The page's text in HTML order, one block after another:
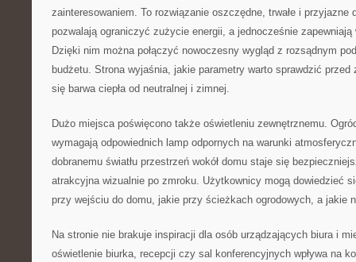
zainteresowaniem. To rozwiązanie oszczędne, trwałe i przyjazne
pozwalają ograniczyć zużycie energii, a jednocześnie
Dzięki nim można połączyć nowoczesny wygląd z rozsądnym
budżetu. Strona wyjaśnia, jakie parametry warto sprawdzić
się barwa ciepła od neutralnej i zimnej.
Dużo miejsca poświęcono także oświetleniu zewnętrznemu.
wymagają odpowiednich lamp odpornych na warunki
dobranemu światłu przestrzeń wokół domu staje się
atrakcyjna wizualnie po zmroku. Użytkownicy mogą dowiedzieć
przy wejściu do domu, jakie przy ścieżkach ogrodowych, a jakie
Na stronie nie brakuje inspiracji dla osób urządzających biura i
oświetlenie biurka, recepcji czy sal konferencyjnych wpływa na